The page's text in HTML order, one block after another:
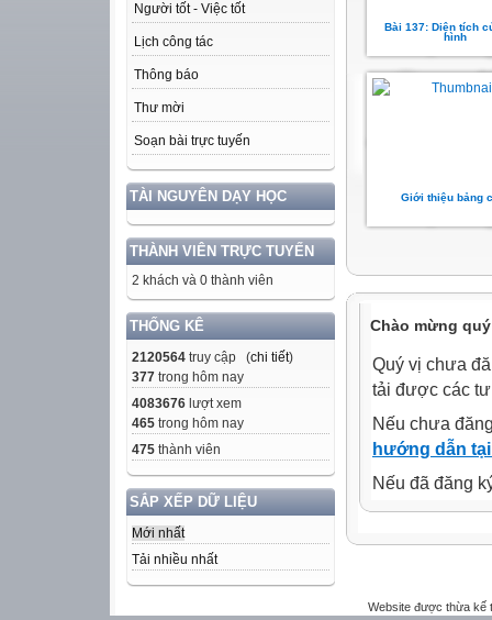
Người tốt - Việc tốt
Lịch công tác
Thông báo
Thư mời
Soạn bài trực tuyến
TÀI NGUYÊN DẠY HỌC
THÀNH VIÊN TRỰC TUYẾN
2 khách và 0 thành viên
THỐNG KÊ
2120564 truy cập (chi tiết)
377 trong hôm nay
4083676 lượt xem
465 trong hôm nay
475 thành viên
SẮP XẾP DỮ LIỆU
Mới nhất
Tải nhiều nhất
Bài 137: Diện tích
hình
Giới thiệu bảng
Chào mừng quý
Quý vị chưa
tải được các
Nếu chưa
hướng dẫn
Nếu đã đăng
Website được thừa kế